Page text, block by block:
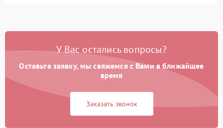
Проблемы с набором
Не работает сушилка 2100 ₽ Подробнее →
Сбои в работе таймера 1700 ₽
У Вас остались вопросы?
Оставьте заявку, мы свяжемся с Вами в ближайшее
время
Заказать звонок